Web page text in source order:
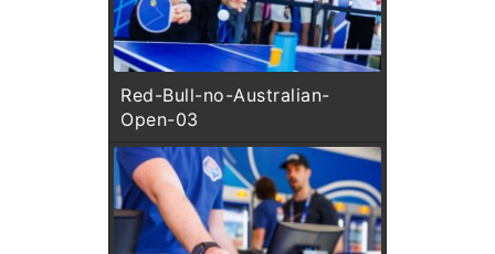
Red-Bull-no-Australian-
Open-03